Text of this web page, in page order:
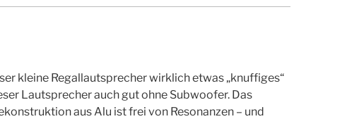
kleine Regallautsprecher wirklich etwas „knuffiges“
Lautsprecher auch gut ohne Subwoofer. Das
aus Alu ist frei von Resonanzen – und